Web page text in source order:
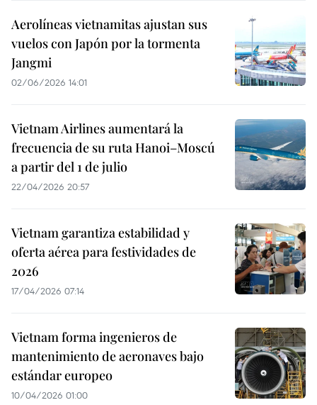
Aerolíneas vietnamitas ajustan sus
vuelos con Japón por la tormenta
Jangmi
02/06/2026 14:01
Vietnam Airlines aumentará la
frecuencia de su ruta Hanoi–Moscú
a partir del 1 de julio
22/04/2026 20:57
Vietnam garantiza estabilidad y
oferta aérea para festividades de
2026
17/04/2026 07:14
Vietnam forma ingenieros de
mantenimiento de aeronaves bajo
estándar europeo
10/04/2026 01:00